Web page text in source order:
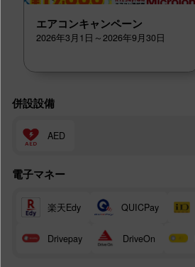
エアコンキャンペーン
2026年3月1日～2026年9月30日
併設設備
AED
電子マネー
楽天Edy QUICPay
Drivepay DriveOn